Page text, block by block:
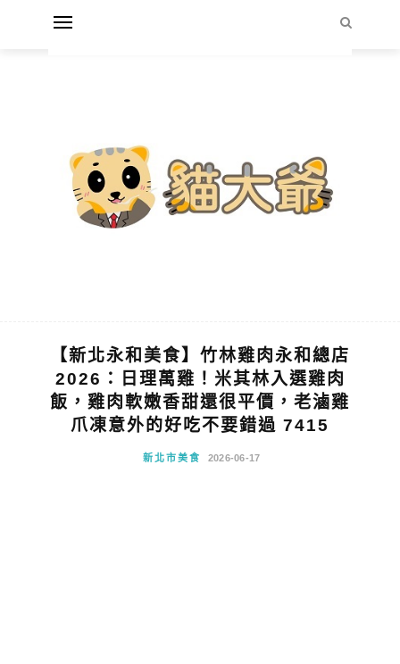
【新北永和美食】竹林雞肉永和總店
2026：日理萬雞！米其林入選雞肉
飯，雞肉軟嫩香甜還很平價，老滷雞
爪凍意外的好吃不要錯過 7415
新北市美食 2026-06-17